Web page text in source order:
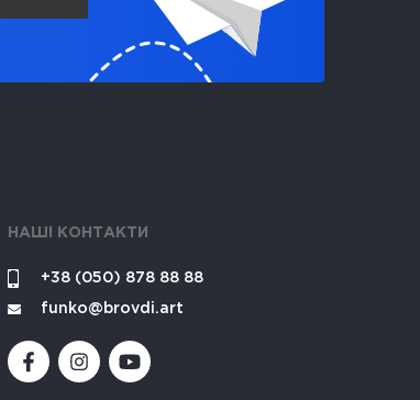
НАШІ КОНТАКТИ
+38 (050) 878 88 88
funko@brovdi.art